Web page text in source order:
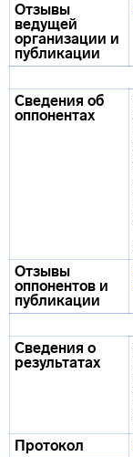
Отзывы
ведущей
организации и
публикации
Сведения об
оппонентах
Отзывы
оппонентов и
публикации
Сведения о
результатах
Протокол